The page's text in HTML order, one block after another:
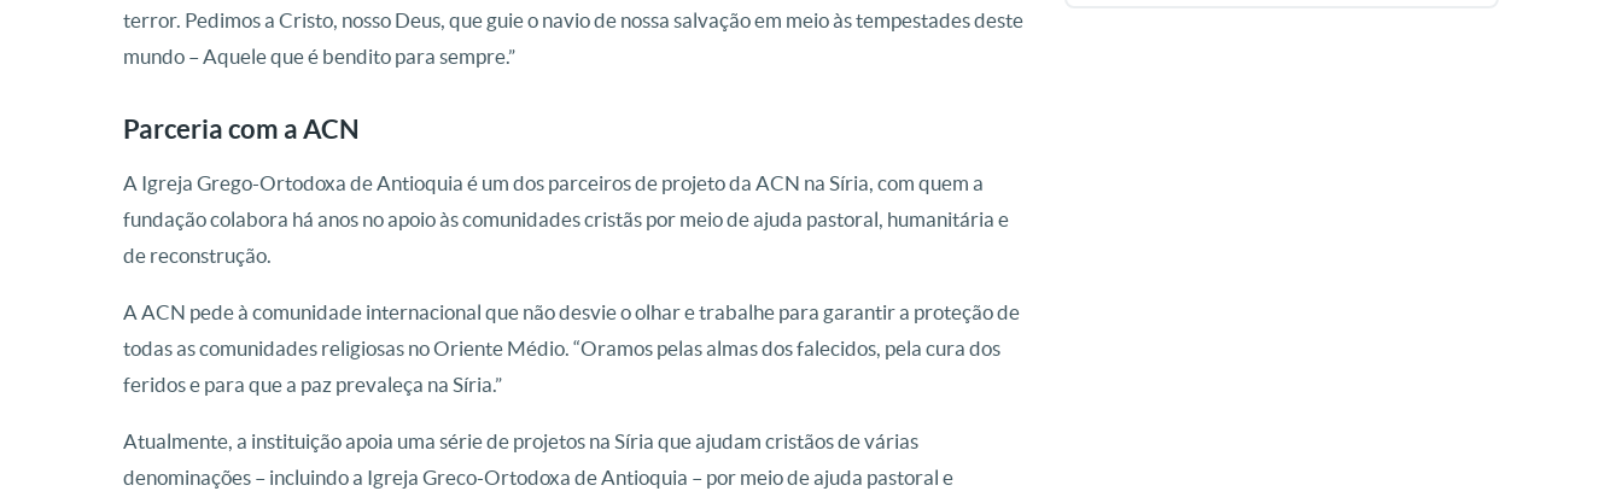
terror. Pedimos a Cristo, nosso Deus, que guie o navio de nossa salvação em meio às tempestades deste
mundo – Aquele que é bendito para sempre.”
Parceria com a ACN
A Igreja Grego-Ortodoxa de Antioquia é um dos parceiros de projeto da ACN na Síria, com quem a
fundação colabora há anos no apoio às comunidades cristãs por meio de ajuda pastoral, humanitária e
de reconstrução.
A ACN pede à comunidade internacional que não desvie o olhar e trabalhe para garantir a proteção de
todas as comunidades religiosas no Oriente Médio. “Oramos pelas almas dos falecidos, pela cura dos
feridos e para que a paz prevaleça na Síria.”
Atualmente, a instituição apoia uma série de projetos na Síria que ajudam cristãos de várias
denominações – incluindo a Igreja Greco-Ortodoxa de Antioquia – por meio de ajuda pastoral e